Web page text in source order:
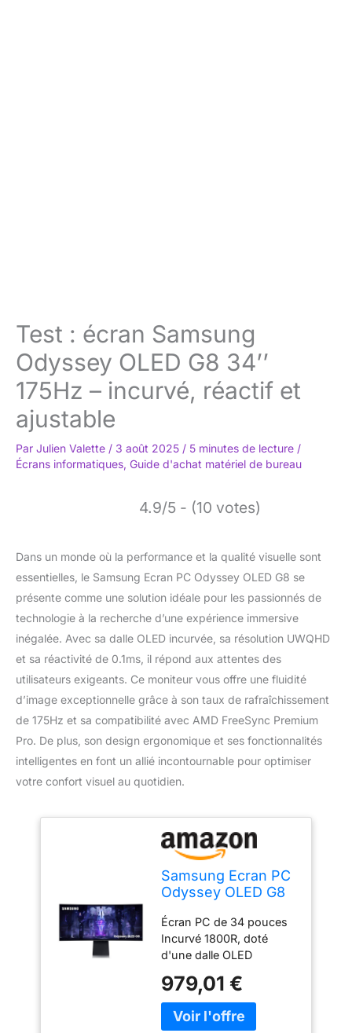
Test : écran Samsung
Odyssey OLED G8 34’’
175Hz – incurvé, réactif et
ajustable
Par Julien Valette / 3 août 2025 / 5 minutes de lecture /
Écrans informatiques, Guide d'achat matériel de bureau
4.9/5 - (10 votes)
Dans un monde où la performance et la qualité visuelle sont
essentielles, le Samsung Ecran PC Odyssey OLED G8 se
présente comme une solution idéale pour les passionnés de
technologie à la recherche d’une expérience immersive
inégalée. Avec sa dalle OLED incurvée, sa résolution UWQHD
et sa réactivité de 0.1ms, il répond aux attentes des
utilisateurs exigeants. Ce moniteur vous offre une fluidité
d’image exceptionnelle grâce à son taux de rafraîchissement
de 175Hz et sa compatibilité avec AMD FreeSync Premium
Pro. De plus, son design ergonomique et ses fonctionnalités
intelligentes en font un allié incontournable pour optimiser
votre confort visuel au quotidien.
Samsung Ecran PC
Odyssey OLED G8
Dalle OLED
Incurvée
1800R,UWQHD:
3440 x 1440, AMD
FreeSync Premium
Pro,Core Lightning
+,Smart, Inclinable-
Écran PC de 34 pouces
Incurvé 1800R, doté
d'une dalle OLED
Neo Quantum pour des
images lumineuses et
éclatantes Une réaction
979,01 €